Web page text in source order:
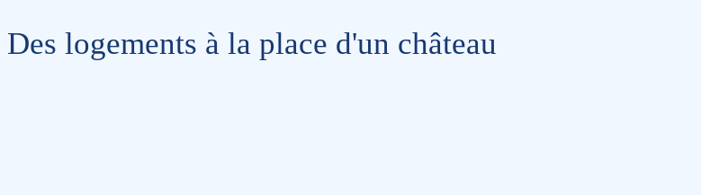
Des logements à la place d'un château